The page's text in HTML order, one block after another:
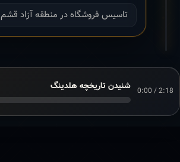
تاسیس فروشگاه در منطقه آزاد قشم
0:00 / 2:18 شنیدن تاریخچه هلدینگ